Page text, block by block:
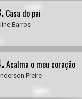
Casa do pai
Barros
Acalma o meu coração
Freire